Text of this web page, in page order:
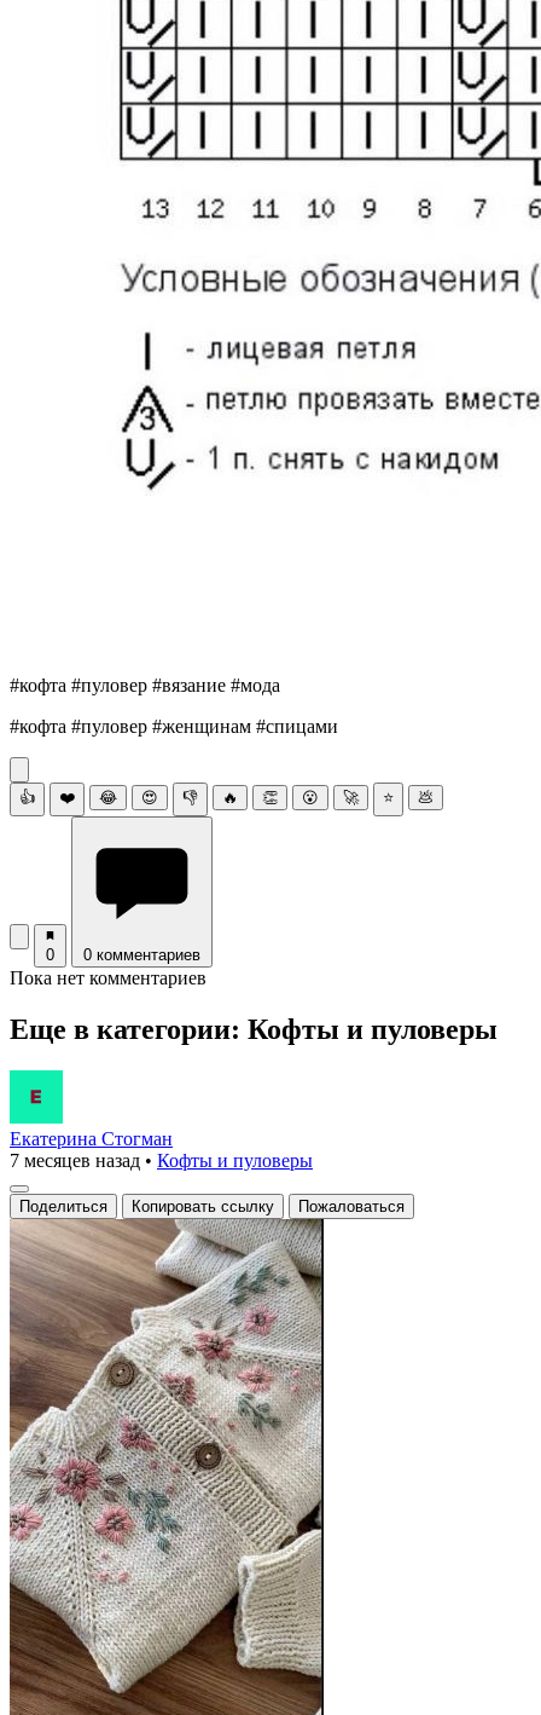
#кофта #пуловер #вязание #мода
#кофта #пуловер #женщинам #спицами
👍 ❤️ 😂 😍 👎 🔥 👏 😮 🚀 ⭐ 💩
0 0 комментариев
Пока нет комментариев
Еще в категории: Кофты и пуловеры
Екатерина Стогман
7 месяцев назад • Кофты и пуловеры
Поделиться Копировать ссылку Пожаловаться